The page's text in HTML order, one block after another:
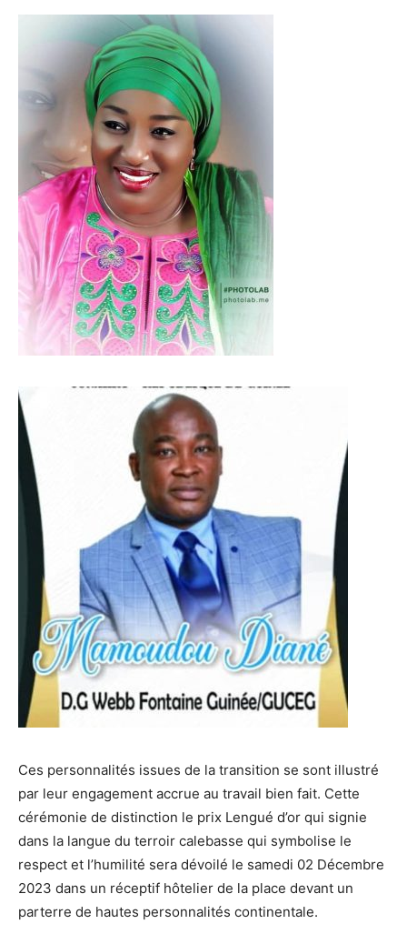
Ces personnalités issues de la transition se sont illustré
par leur engagement accrue au travail bien fait. Cette
cérémonie de distinction le prix Lengué d’or qui signie
dans la langue du terroir calebasse qui symbolise le
respect et l’humilité sera dévoilé le samedi 02 Décembre
2023 dans un réceptif hôtelier de la place devant un
parterre de hautes personnalités continentale.